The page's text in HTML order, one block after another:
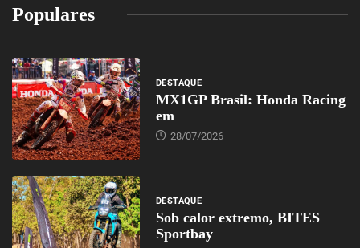
Populares
DESTAQUE
MX1GP Brasil: Honda Racing
em
28/07/2026
DESTAQUE
Sob calor extremo, BITES
Sportbay